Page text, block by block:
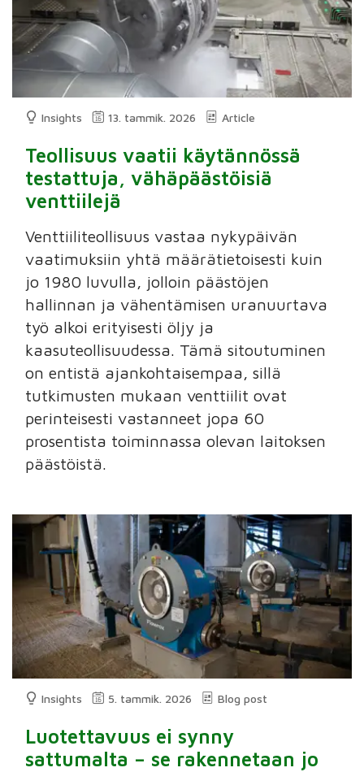
Insights 13. tammik. 2026 Article
Teollisuus vaatii käytännössä
testattuja, vähäpäästöisiä
venttiilejä
Venttiiliteollisuus vastaa nykypäivän
vaatimuksiin yhtä määrätietoisesti kuin
jo 1980 luvulla, jolloin päästöjen
hallinnan ja vähentämisen uranuurtava
työ alkoi erityisesti öljy ja
kaasuteollisuudessa. Tämä sitoutuminen
on entistä ajankohtaisempaa, sillä
tutkimusten mukaan venttiilit ovat
perinteisesti vastanneet jopa 60
prosentista toiminnassa olevan laitoksen
päästöistä.
Insights 5. tammik. 2026 Blog post
Luotettavuus ei synny
sattumalta – se rakennetaan jo